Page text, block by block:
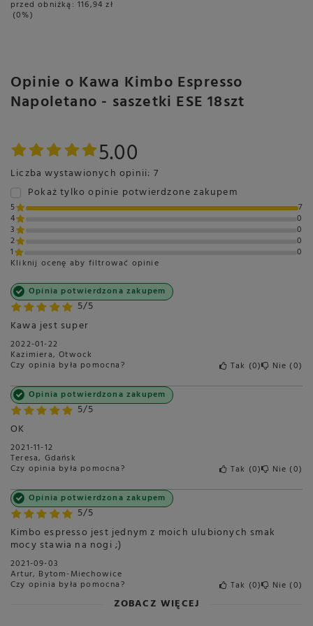
Kraj pochodzenia - Włochy
Zapakowano w - Włochy
Język produktu:
Język danych - polski
Główny język opisu - włoski
Języki na opakowaniu:
polski
włoski
Marka
Symbol
8002200404611
Skład
80% Arabika, 20% Robusta
Espresso
Blend czy Single
Słodycz
Delikatna
Intensywność smaku
Crema
Sposób przygotowania
Długość opakowania w
Więcej
przed obniżką: 116,94 zł
0%
Opinie o Kawa Kimbo Espresso
Napoletano - saszetki ESE 18szt
5.00
Liczba wystawionych opinii: 7
Pokaż tylko opinie potwierdzone zakupem
5
7
4
0
3
0
2
0
1
0
Kliknij ocenę aby filtrować opinie
5/5
Opinia potwierdzona zakupem
Kawa jest super
2022-01-22
Kazimiera, Otwock
Czy opinia była pomocna? Tak 0 Nie 0
5/5
Opinia potwierdzona zakupem
OK
2021-11-12
Teresa, Gdańsk
Czy opinia była pomocna? Tak 0 Nie 0
5/5
Opinia potwierdzona zakupem
Kimbo espresso jest jednym z moich ulubionych smak
mocy stawia na nogi ;)
2021-09-03
Artur, Bytom-Miechowice
Czy opinia była pomocna? Tak 0 Nie 0
ZOBACZ WIĘCEJ